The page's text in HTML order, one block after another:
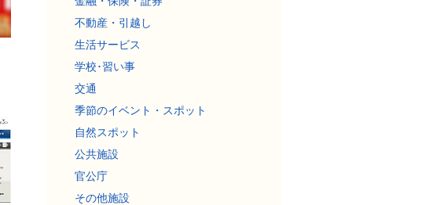
不動産・引越し
生活サービス
学校･習い事
交通
季節のイベント・スポット
自然スポット
公共施設
官公庁
その他施設